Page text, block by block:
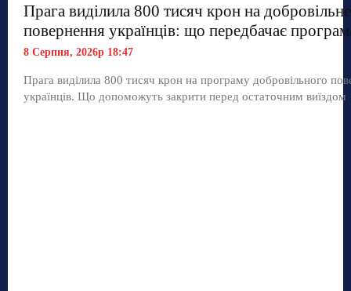
Прага виділила 800 тисяч крон на добровільне
повернення українців: що передбачає
8 Серпня, 2026р 18:47
Прага виділила 800 тисяч крон на програму добровільного
українців. Що допоможуть закрити перед остаточним виїздом